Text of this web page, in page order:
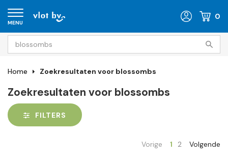
MENU
0
Home Zoekresultaten voor blossombs
Zoekresultaten voor blossombs
FILTERS
Vorige 1 2 Volgende